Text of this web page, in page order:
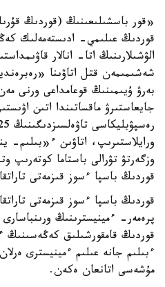
«قور باسشىلىعىنىڭ (قوردىڭ
قوردىڭ عىلىمي- ادىستەمەلىك
الۋشىلارىنىڭ اتا- انالار
شەشىمىمەن قتل اتاۋىنا
بەرۋ ۇيىمىنىڭ قوعامداعى ورنى
جايعاستىرۋ ماقساتىندا اتىن
ورايلاستىرىپ، اتاۋىن ء«بىلىم-
وزگەرتۋ تۋرالى باستاما كوتەرىپ
قوردىڭ باسپا ءسوز قىزمەتى
قوردىڭ باسپا ءسوز قىزمەتى
پرەمەر- ءمينيسترىنىڭ ورىنباسارى
قوردىڭ قامقورشىلىق كەڭەسىنىڭ
ءبىلىم جانە عىلىم ءمينيسترى
مۇشەسى اتانعان ەكەن.